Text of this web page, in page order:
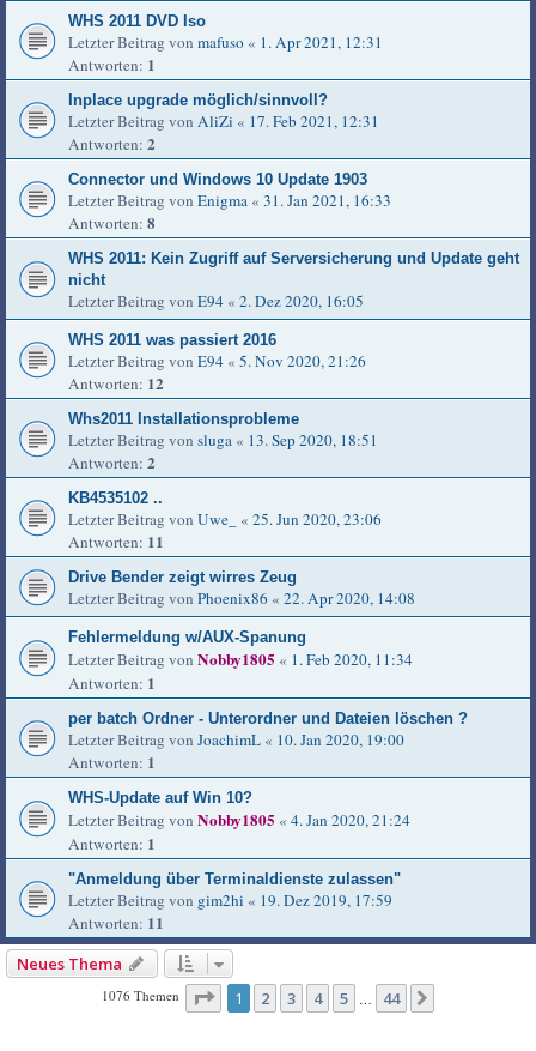
WHS 2011 DVD Iso
Letzter Beitrag von mafuso « 1. Apr 2021, 12:31
Antworten: 1
Inplace upgrade möglich/sinnvoll?
Letzter Beitrag von AliZi « 17. Feb 2021, 12:31
Antworten: 2
Connector und Windows 10 Update 1903
Letzter Beitrag von Enigma « 31. Jan 2021, 16:33
Antworten: 8
WHS 2011: Kein Zugriff auf Serversicherung und Update geht
nicht
Letzter Beitrag von E94 « 2. Dez 2020, 16:05
WHS 2011 was passiert 2016
Letzter Beitrag von E94 « 5. Nov 2020, 21:26
Antworten: 12
Whs2011 Installationsprobleme
Letzter Beitrag von sluga « 13. Sep 2020, 18:51
Antworten: 2
KB4535102 ..
Letzter Beitrag von Uwe_ « 25. Jun 2020, 23:06
Antworten: 11
Drive Bender zeigt wirres Zeug
Letzter Beitrag von Phoenix86 « 22. Apr 2020, 14:08
Fehlermeldung w/AUX-Spanung
Letzter Beitrag von Nobby1805 « 1. Feb 2020, 11:34
Antworten: 1
per batch Ordner - Unterordner und Dateien löschen ?
Letzter Beitrag von JoachimL « 10. Jan 2020, 19:00
Antworten: 1
WHS-Update auf Win 10?
Letzter Beitrag von Nobby1805 « 4. Jan 2020, 21:24
Antworten: 1
"Anmeldung über Terminaldienste zulassen"
Letzter Beitrag von gim2hi « 19. Dez 2019, 17:59
Antworten: 11
Neues Thema
1076 Themen Seite 1von 44
1 2 3 4 5 … 44